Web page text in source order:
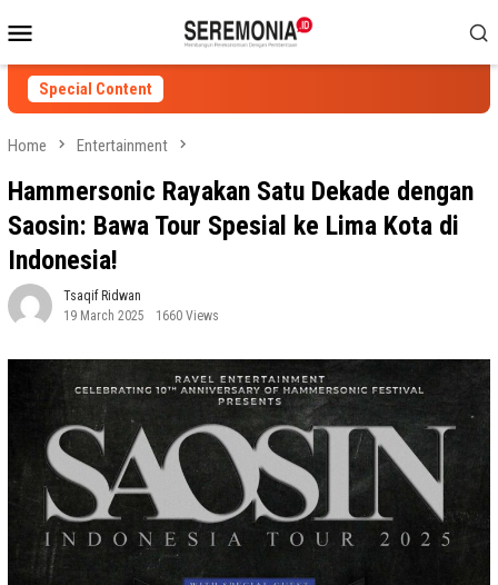
to
contentMenu
Special Content
Home Entertainment
Hammersonic Rayakan Satu Dekade dengan
Saosin: Bawa Tour Spesial ke Lima Kota di
Indonesia!
Tsaqif Ridwan
19 March 2025
1660 Views